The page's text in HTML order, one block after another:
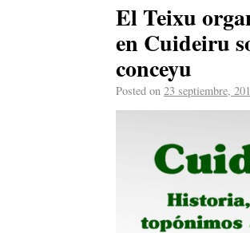
El Teixu
en Cuideiru
conceyu
Posted on 23 septiembre,